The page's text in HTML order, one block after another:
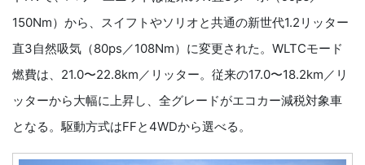
150Nm）から、スイフトやソリオと共通の新世代1.2リッター
直3自然吸気（80ps／108Nm）に変更された。WLTCモード
燃費は、21.0〜22.8km／リッター。従来の17.0〜18.2km／リ
ッターから大幅に上昇し、全グレードがエコカー減税対象車
となる。駆動方式はFFと4WDから選べる。